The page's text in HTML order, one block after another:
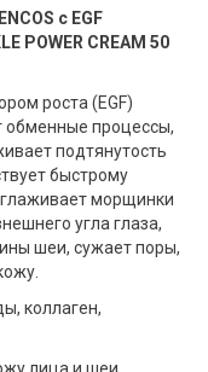
с EGF
POWER CREAM 50
роста (EGF)
обменные процессы,
подтянутость
быстрому
морщинки
угла глаза,
шеи, сужает поры,
коллаген,